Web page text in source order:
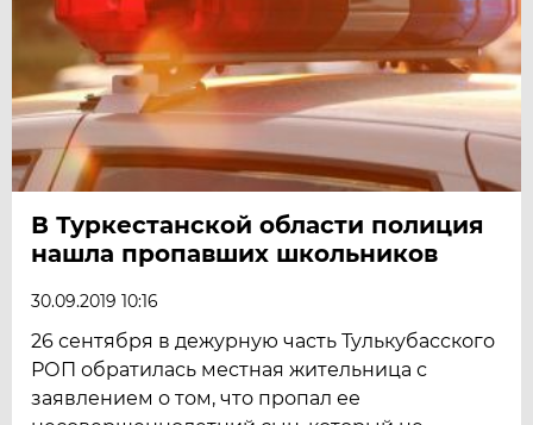
В Туркестанской области полиция
нашла пропавших школьников
30.09.2019 10:16
26 сентября в дежурную часть Тулькубасского
РОП обратилась местная жительница с
заявлением о том, что пропал ее